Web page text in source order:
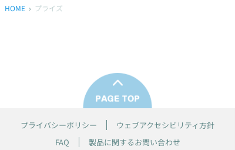
HOME プライズ
プライバシーポリシー
ウェブアクセシビリティ方針
FAQ
製品に関するお問い合わせ